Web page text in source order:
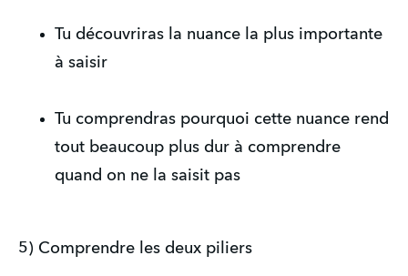
Tu découvriras la nuance la plus importante
à saisir
Tu comprendras pourquoi cette nuance rend
tout beaucoup plus dur à comprendre
quand on ne la saisit pas
5) Comprendre les deux piliers